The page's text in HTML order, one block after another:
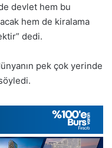
devlet hem bu
hem de kiralama
dedi.
pek çok yerinde